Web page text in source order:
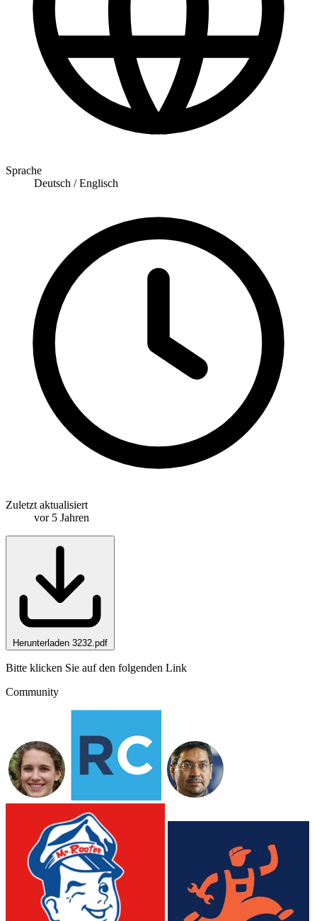
Sprache
Deutsch / Englisch
Zuletzt aktualisiert
vor 5 Jahren
Herunterladen 3232.pdf
Bitte klicken Sie auf den folgenden Link
Community